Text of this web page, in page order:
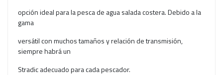
opción ideal para la pesca de agua salada costera. Debido a la
gama
versátil con muchos tamaños y relación de transmisión,
siempre habrá un
Stradic adecuado para cada pescador.